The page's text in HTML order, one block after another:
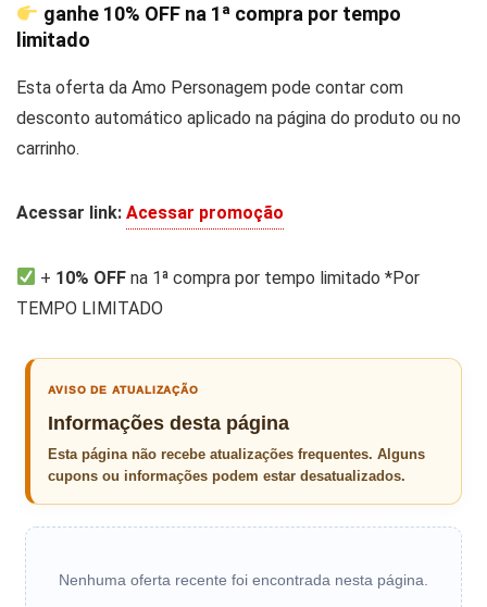
ganhe 10% OFFna 1ª compra por tempo
limitado
Esta oferta da Amo Personagem pode contar com
desconto automático aplicado na página do produto ou no
carrinho.
Acessar link: Acessar promoção
+ 10% OFF na 1ª compra por tempo limitado *Por
TEMPO LIMITADO
AVISO DE ATUALIZAÇÃO
Informações desta página
Esta página não recebe atualizações frequentes. Alguns
cupons ou informações podem estar desatualizados.
Nenhuma oferta recente foi encontrada nesta página.